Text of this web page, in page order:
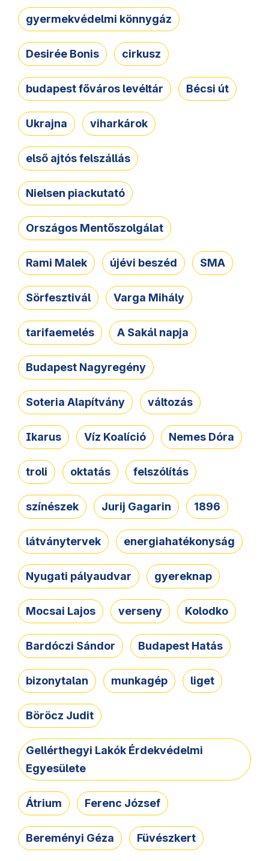
gyermekvédelmi könnygáz
Desirée Bonis cirkusz
budapest főváros levéltár Bécsi út
Ukrajna viharkárok
első ajtós felszállás
Nielsen piackutató
Országos Mentőszolgálat
Rami Malek újévi beszéd SMA
Sörfesztivál Varga Mihály
tarifaemelés A Sakál napja
Budapest Nagyregény
Soteria Alapítvány változás
Ikarus Víz Koalíció Nemes Dóra
troli oktatás felszólítás
színészek Jurij Gagarin 1896
látványtervek energiahatékonyság
Nyugati pályaudvar gyereknap
Mocsai Lajos verseny Kolodko
Bardóczi Sándor Budapest Hatás
bizonytalan munkagép liget
Böröcz Judit
Gellérthegyi Lakók Érdekvédelmi
Egyesülete
Átrium Ferenc József
Bereményi Géza Füvészkert